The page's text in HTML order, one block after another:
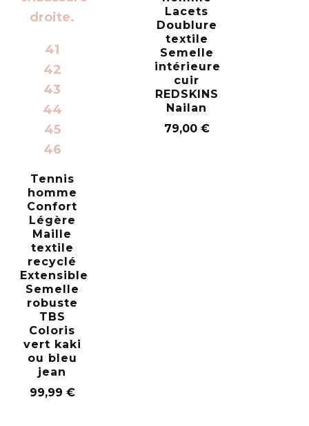
41
42
43
44
45
46
Tennis
homme
Confort
Légère
Maille
textile
recyclé
Extensible
Semelle
robuste
TBS
Coloris
vert kaki
ou bleu
jean
99,99 €
Lacets
Doublure
textile
Semelle
intérieure
cuir
REDSKINS
Nailan
79,00 €